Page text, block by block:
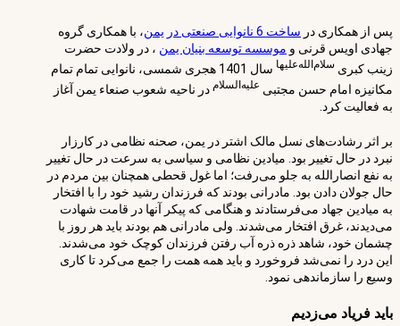
پس از همکاری در ساخت 6 نانوایی صنعتی در یمن
، با همکاری گروه
جهادی اویس قرنی و موسسه توسعه بنیان یمن ، در ولادت حضرت
زینب کبری سلام‌الله‌علیها
سال 1401 هجری شمسی، نانوایی تمام تمام
مکانیزه امام حسن مجتبی علیه‌السلام در ناحیه شعوب صنعاء یمن آغاز
به فعالیت کرد.
بر اثر رشادت‌های نسل مالک اشتر در یمن، صحنه نظامی در کارزار
نبرد در حال تغییر بود. میادین نظامی و سیاسی به سرعت در حال تغییر
به نفع انصارالله به جلو می‌رفت؛ اما غول قحطی همچنان بین مردم در
حال جولان دادن بود. مادرانی بودند که فرزندان رشید خود را با افتخار
به میادین جهاد می‌فرستادند و هنگامی که پیکر آنها در قامت شهادت
می‌دیدند، غرق افتخار می‌شدند. ولی مادرانی هم بودند باید هر روز با
چشمان خود، شاهد ذره ذره آب رفتن فرزندان کوچک خود می‌شدند.
این درد را نمی‌شد فروخورد و باید همه همت را جمع می‌کرد تا کاری
وسیع را سازماندهی نمود.
باید فریاد می‌زدیم